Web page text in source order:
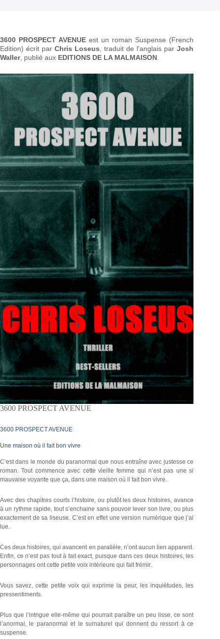
3600 PROSPECT AVENUE est un roman Suspense (French
Edition) écrit parChris Loseus , traduit de l’anglais parJosh
Waller, publié aux EDITIONS DE LA MALMAISON
3600 PROSPECT AVENUE
3600 PROSPECT AVENUE
Une maison où il fait bon vivre
C’est dans le monde du paranormal que nous entraîne avec justesse ce
roman. Tout commence avec cette vieille femme qui n’est pas une si
mauvaise voyante que ça, dans une maison où il fait bon vivre.
Avec des chapitres courts l’histoire, ou plutôt les deux histoires, avance
à un rythme rapide, tout s’enchaine sans pouvoir lever son livre, ou plus
exactement de sa liseuse. C’est en effet une version numérique que j’ai
lue.
Ces deux histoires, qui avancent en parallèle, n’ont aucun lien apparent.
Enfin, ce n’est pas tout à fait exact, puisque dans ces deux histoires, les
personnages ont cette petite voix intérieure qui fait frémir.
Vous savez, cette petite voix qui exprime la peur, les inquiétudes, les
pressentiments.
Plus que l’intrigue elle-même qui pourrait paraître un peu lisse, ce sont
l’anormal, le paranormal et le surnaturel qui donnent du ressort à ce
suspense.